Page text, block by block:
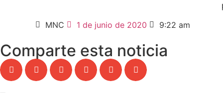
MNC
1 de junio de 2020 9:22 am
Comparte esta noticia